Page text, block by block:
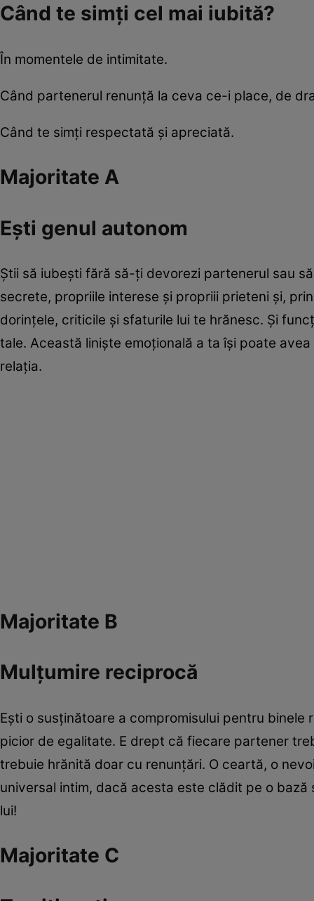
Când te simţi cel mai iubită?
În momentele de intimitate.
Când partenerul renunţă la ceva ce-i place, de
Când te simţi respectată şi apreciată.
Majoritate A
Eşti genul autonom
Ştii să iubeşti fără să-ţi devorezi partenerul sau
secrete, propriile interese şi propriii prieteni şi,
dorinţele, criticile şi sfaturile lui te hrănesc. Şi
tale. Această linişte emoţională a ta îşi poate
relaţia.
Majoritate B
Mulţumire reciprocă
Eşti o susţinătoare a compromisului pentru
picior de egalitate. E drept că fiecare partener
trebuie hrănită doar cu renunţări. O ceartă, o
universal intim, dacă acesta este clădit pe o
lui!
Majoritate C